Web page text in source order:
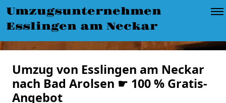
Umzugsunternehmen
Esslingen am Neckar
Umzug von Esslingen am Neckar
nach Bad Arolsen ☛ 100 % Gratis-
Angebot